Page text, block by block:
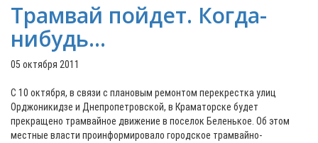
Трамвай пойдет. Когда-
нибудь…
05 октября 2011
С 10 октября, в связи с плановым ремонтом перекрестка улиц
Орджоникидзе и Днепропетровской, в Краматорске будет
прекращено трамвайное движение в поселок Беленькое. Об этом
местные власти проинформировало городское трамвайно-